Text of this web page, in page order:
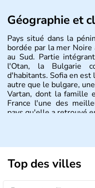
Géographie et
Pays situé dans la
bordée par la mer
au Sud. Partie
l'Otan, la Bulgarie
d'habitants. Sofia en est
autre que le bulgare,
Vartan, dont la famille
France l'une des
pays qu'elle a retrouvé
Pays situé dans la
bordée par la mer Noire
au Sud. Très puissant
une république
Top des villes